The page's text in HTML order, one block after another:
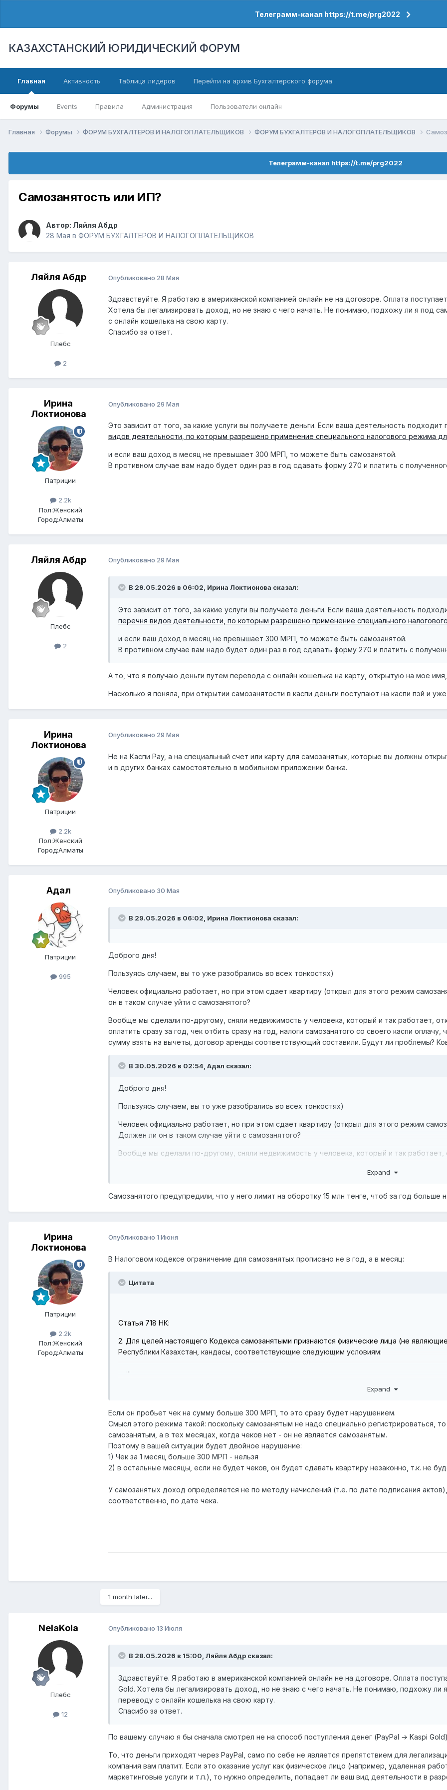
Телеграмм-канал https://t.me/prg2022
КАЗАХСТАНСКИЙ ЮРИДИЧЕСКИЙ ФОРУМ
Главная
Форумы Events Правила Администрация Пользователи онлайн
Активность Таблица лидеров Перейти на архив Бухгалтерского форума
Главная Форумы ФОРУМ БУХГАЛТЕРОВ И НАЛОГОПЛАТЕЛЬЩИКОВ ФОРУМ БУХГАЛТЕРОВ И НАЛОГОПЛАТЕЛЬЩИКОВ
Телеграмм-канал https://t.me/prg2022
Самозанятость или ИП?
Автор: Ляйля Абдр
28 Мая в ФОРУМ БУХГАЛТЕРОВ И НАЛОГОПЛАТЕЛЬЩИКОВ
Ляйля Абдр
Плебс
2
Опубликовано 28 Мая
Здравствуйте. Я работаю в американской компанией онлайн не на договоре. Оплата
Хотела бы легализировать доход, но не знаю с чего начать. Не понимаю, подхожу ли я под
с онлайн кошелька на свою карту.
Спасибо за ответ.
Ирина
Локтионова
Патриции
2.2k
Пол:Женский
Город:Алматы
Опубликовано 29 Мая
Это зависит от того, за какие услуги вы получаете деньги. Если ваша деятельность подходит
видов деятельности, по которым разрешено применение специального налогового режима
и если ваш доход в месяц не превышает 300 МРП, то можете быть самозанятой.
В противном случае вам надо будет один раз в год сдавать форму 270 и платить с
Ляйля Абдр
Плебс
2
Опубликовано 29 Мая
В 29.05.2026 в 06:02, Ирина Локтионова сказал:
Это зависит от того, за какие услуги вы получаете деньги. Если ваша деятельность
перечня видов деятельности, по которым разрешено применение специального
и если ваш доход в месяц не превышает 300 МРП, то можете быть самозанятой.
В противном случае вам надо будет один раз в год сдавать форму 270 и платить с
А то, что я получаю деньги путем перевода с онлайн кошелька на карту, открытую на мое
Насколько я поняла, при открытии самозанятости в каспи деньги поступают на каспи пэй и
Ирина
Локтионова
Патриции
2.2k
Пол:Женский
Город:Алматы
Опубликовано 29 Мая
Не на Каспи Pay, а на специальный счет или карту для самозанятых, которые вы должны
и в других банках самостоятельно в мобильном приложении банка.
Адал
Патриции
995
Опубликовано 30 Мая
В 29.05.2026 в 06:02, Ирина Локтионова сказал:
Доброго дня!
Пользуясь случаем, вы то уже разобрались во всех тонкостях)
Человек официально работает, но при этом сдает квартиру (открыл для этого режим
он в таком случае уйти с самозанятого?
Вообще мы сделали по-другому, сняли недвижимость у человека, который и так работает,
оплатить сразу за год, чек отбить сразу на год, налоги самозанятого со своего каспи
сумму взять на вычеты, договор аренды соответствующий составили. Будут ли проблемы?
В 30.05.2026 в 02:54, Адал сказал:
Доброго дня!
Пользуясь случаем, вы то уже разобрались во всех тонкостях)
Человек официально работает, но при этом сдает квартиру (открыл для этого режим
Должен ли он в таком случае уйти с самозанятого?
Вообще мы сделали по-другому, сняли недвижимость у человека, который и так
чек, и сразу всю сумму взять на вычеты, договор аренды соответствующий составили.
Expand
Самозанятого предупредили, что у него лимит на оборотку 15 млн тенге, чтоб за год больше
Ирина
Локтионова
Патриции
2.2k
Пол:Женский
Город:Алматы
Опубликовано 1 Июня
В Налоговом кодексе ограничение для самозанятых прописано не в год, а в месяц:
Цитата
Статья 718 НК:
2. Для целей настоящего Кодекса самозанятыми признаются физические лица (не
Республики Казахстан, кандасы, соответствующие следующим условиям:
...
не превышает 300-кратный размер
Expand
Если он пробьет чек на сумму больше 300 МРП, то это сразу будет нарушением.
Смысл этого режима такой: поскольку самозанятым не надо специально регистрироваться,
самозанятым, а в тех месяцах, когда чеков нет - он не является самозанятым.
Поэтому в вашей ситуации будет двойное нарушение:
1) Чек за 1 месяц больше 300 МРП - нельзя
2) в остальные месяцы, если не будет чеков, он будет сдавать квартиру незаконно, т.к. не
У самозанятых доход определяется не по методу начислений (т.е. по дате подписания
соответственно, по дате чека.
1 month later...
NelaKola
Плебс
12
Опубликовано 13 Июля
В 28.05.2026 в 15:00, Ляйля Абдр сказал:
Здравствуйте. Я работаю в американской компанией онлайн не на договоре. Оплата
Gold. Хотела бы легализировать доход, но не знаю с чего начать. Не понимаю, подхожу ли
переводу с онлайн кошелька на свою карту.
Спасибо за ответ.
По вашему случаю я бы сначала смотрел не на способ поступления денег (PayPal → Kaspi
То, что деньги приходят через PayPal, само по себе не является препятствием для
компания вам платит. Если это оказание услуг как физическое лицо (например, удаленная
маркетинговые услуги и т.п.), то нужно определить, попадает ли ваш вид деятельности в